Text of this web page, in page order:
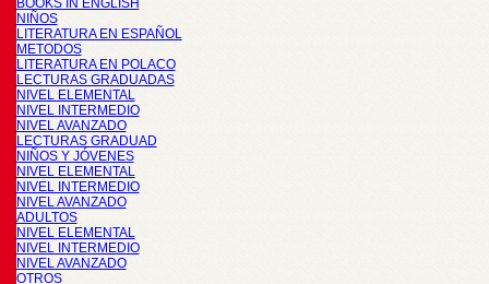
BOOKS IN ENGLISH
NIÑOS
LITERATURA EN ESPAÑOL
METODOS
LITERATURA EN POLACO
LECTURAS GRADUADAS
NIVEL ELEMENTAL
NIVEL INTERMEDIO
NIVEL AVANZADO
LECTURAS GRADUAD
NIÑOS Y JÓVENES
NIVEL ELEMENTAL
NIVEL INTERMEDIO
NIVEL AVANZADO
ADULTOS
NIVEL ELEMENTAL
NIVEL INTERMEDIO
NIVEL AVANZADO
OTROS